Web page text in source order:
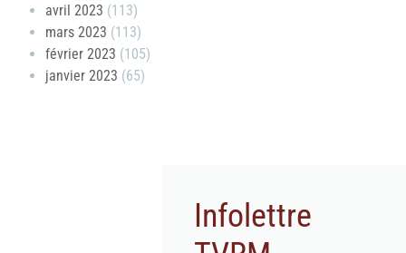
avril 2023 (113)
mars 2023 (113)
février 2023 (105)
janvier 2023 (65)
Infolettre